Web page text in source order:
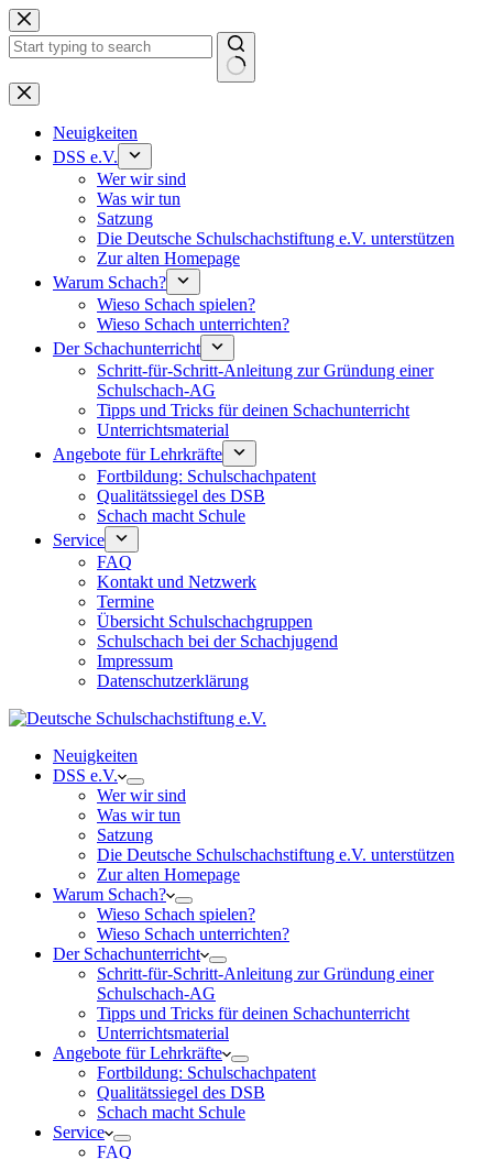
Keine
Ergebnisse
Neuigkeiten
DSS e.V.
Wer wir sind
Was wir tun
Satzung
Die Deutsche Schulschachstiftung e.V. unterstützen
Zur alten Homepage
Warum Schach?
Wieso Schach spielen?
Wieso Schach unterrichten?
Der Schachunterricht
Schritt-für-Schritt-Anleitung zur Gründung einer
Schulschach-AG
Tipps und Tricks für deinen Schachunterricht
Unterrichtsmaterial
Angebote für Lehrkräfte
Fortbildung: Schulschachpatent
Qualitätssiegel des DSB
Schach macht Schule
Service
FAQ
Kontakt und Netzwerk
Termine
Übersicht Schulschachgruppen
Schulschach bei der Schachjugend
Impressum
Datenschutzerklärung
Neuigkeiten
DSS e.V.
Wer wir sind
Was wir tun
Satzung
Die Deutsche Schulschachstiftung e.V. unterstützen
Zur alten Homepage
Warum Schach?
Wieso Schach spielen?
Wieso Schach unterrichten?
Der Schachunterricht
Schritt-für-Schritt-Anleitung zur Gründung einer
Schulschach-AG
Tipps und Tricks für deinen Schachunterricht
Unterrichtsmaterial
Angebote für Lehrkräfte
Fortbildung: Schulschachpatent
Qualitätssiegel des DSB
Schach macht Schule
Service
FAQ